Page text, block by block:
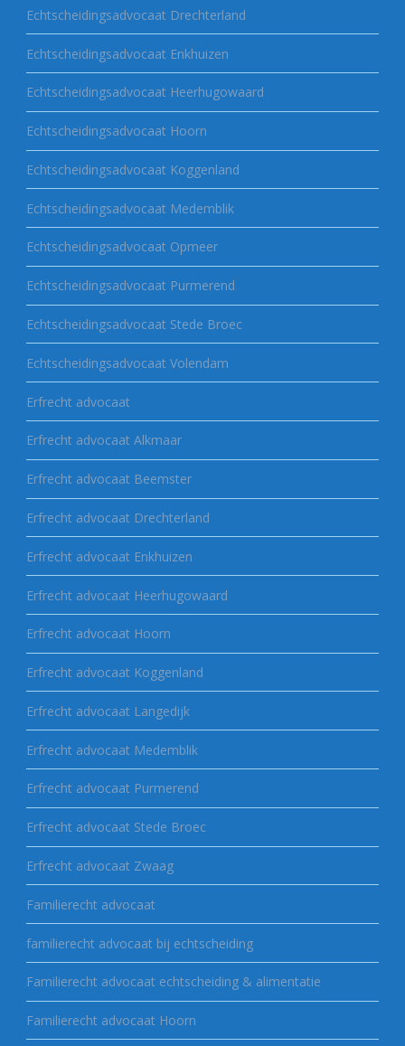
Echtscheidingsadvocaat Drechterland
Echtscheidingsadvocaat Enkhuizen
Echtscheidingsadvocaat Heerhugowaard
Echtscheidingsadvocaat Hoorn
Echtscheidingsadvocaat Koggenland
Echtscheidingsadvocaat Medemblik
Echtscheidingsadvocaat Opmeer
Echtscheidingsadvocaat Purmerend
Echtscheidingsadvocaat Stede Broec
Echtscheidingsadvocaat Volendam
Erfrecht advocaat
Erfrecht advocaat Alkmaar
Erfrecht advocaat Beemster
Erfrecht advocaat Drechterland
Erfrecht advocaat Enkhuizen
Erfrecht advocaat Heerhugowaard
Erfrecht advocaat Hoorn
Erfrecht advocaat Koggenland
Erfrecht advocaat Langedijk
Erfrecht advocaat Medemblik
Erfrecht advocaat Purmerend
Erfrecht advocaat Stede Broec
Erfrecht advocaat Zwaag
Familierecht advocaat
familierecht advocaat bij echtscheiding
Familierecht advocaat echtscheiding & alimentatie
Familierecht advocaat Hoorn